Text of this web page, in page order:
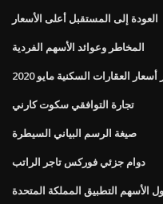
العودة إلى المستقبل أعلى الأسعار
المخاطر وعوائد الأسهم الفردية
العقارات السكنية مايو 2020
تجارة التوافقي سكوت كارني
صيغة الرسم البياني السيطرة
دوام جزئي فوركس تاجر الراتب
الأسهم التطبيق المملكة المتحدة